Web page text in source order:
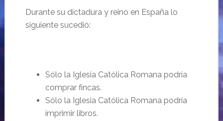
Durante su dictadura y reino en España lo
siguiente sucedió:
Sólo la Iglesia Católica Romana podría
comprar fincas.
Sólo la Iglesia Católica Romana podría
imprimir libros.